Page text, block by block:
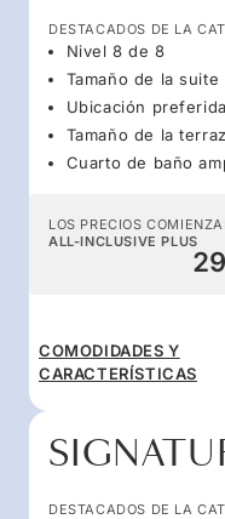
DESTACADOS DE LA
Nivel 8 de 8
Tamaño de la
Ubicación
Tamaño de la
Cuarto de baño
LOS PRECIOS
ALL-INCLUSIVE PLUS
COMODIDADES Y
CARACTERÍSTICAS
DESTACADOS DE LA